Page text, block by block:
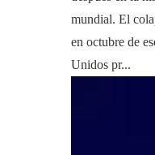
mundial. El
en octubre de
Unidos pr...